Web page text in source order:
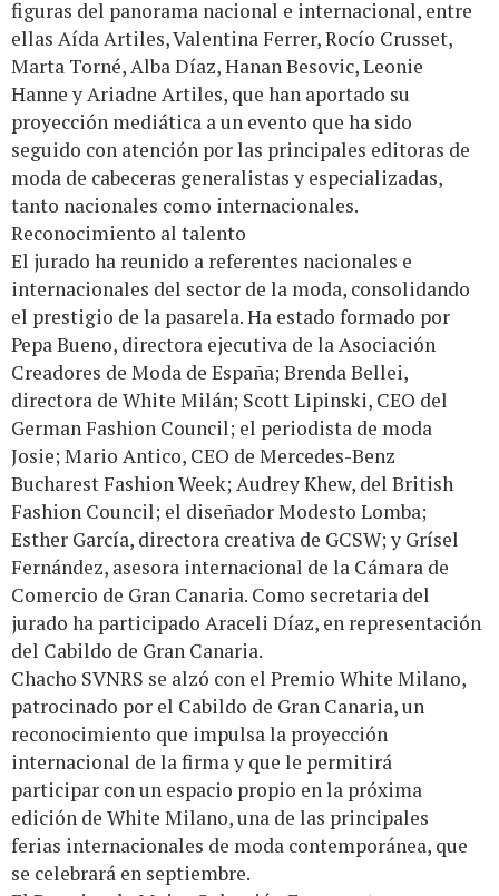
figuras del panorama nacional e internacional, entre
ellas Aída Artiles, Valentina Ferrer, Rocío Crusset,
Marta Torné, Alba Díaz, Hanan Besovic, Leonie
Hanne y Ariadne Artiles, que han aportado su
proyección mediática a un evento que ha sido
seguido con atención por las principales editoras de
moda de cabeceras generalistas y especializadas,
tanto nacionales como internacionales.
Reconocimiento al talento
El jurado ha reunido a referentes nacionales e
internacionales del sector de la moda, consolidando
el prestigio de la pasarela. Ha estado formado por
Pepa Bueno, directora ejecutiva de la Asociación
Creadores de Moda de España; Brenda Bellei,
directora de White Milán; Scott Lipinski, CEO del
German Fashion Council; el periodista de moda
Josie; Mario Antico, CEO de Mercedes-Benz
Bucharest Fashion Week; Audrey Khew, del British
Fashion Council; el diseñador Modesto Lomba;
Esther García, directora creativa de GCSW; y Grísel
Fernández, asesora internacional de la Cámara de
Comercio de Gran Canaria. Como secretaria del
jurado ha participado Araceli Díaz, en representación
del Cabildo de Gran Canaria.
Chacho SVNRS se alzó con el Premio White Milano,
patrocinado por el Cabildo de Gran Canaria, un
reconocimiento que impulsa la proyección
internacional de la firma y que le permitirá
participar con un espacio propio en la próxima
edición de White Milano, una de las principales
ferias internacionales de moda contemporánea, que
se celebrará en septiembre.